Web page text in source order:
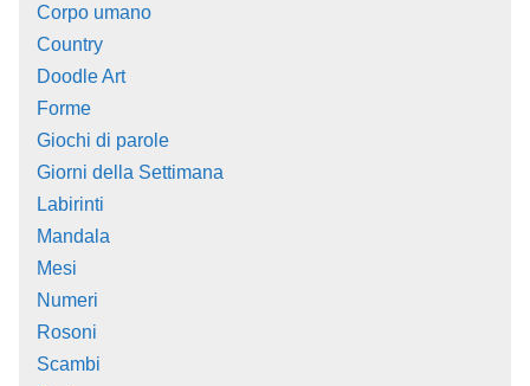
Corpo umano
Country
Doodle Art
Forme
Giochi di parole
Giorni della Settimana
Labirinti
Mandala
Mesi
Numeri
Rosoni
Scambi